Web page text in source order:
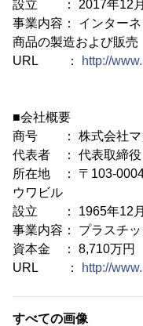
設立 ： 2017年12月
事業内容： インター
商品の製造および販売
URL ：
http://
■会社概要
商号 ： 株式会社マ
代表者 ： 代表取締
所在地 ： 〒103-
ウワビル
設立 ： 1965年12月
事業内容： プラスチ
資本金 ： 8,710万円
URL ：
http://
すべての画像